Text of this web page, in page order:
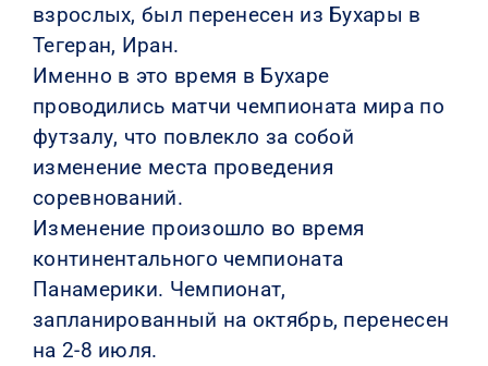
взрослых, был перенесен из Бухары в
Тегеран, Иран.
Именно в это время в Бухаре
проводились матчи чемпионата мира по
футзалу, что повлекло за собой
изменение места проведения
соревнований.
Изменение произошло во время
континентального чемпионата
Панамерики. Чемпионат,
запланированный на октябрь, перенесен
на 2-8 июля.